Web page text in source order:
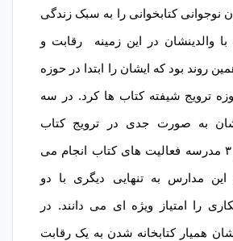
نوجوانی کتابخوانی را به سبک زندگی
با والدینشان در این زمینه رقابت و
روند بود که ایشان را ابتدا در حوزه
ترویج شیفته کتاب ها کرد. در سه
به صورت جدی در ترویج کتاب
فعالیت کرده ودر ۳ مدرسه فعالیت های کتاب انجام می
این مدارس به تنهایی دیگری با دو
را امتیاز ویژه ای می دانند. در
همیار کتابخانه شدن به یک رقابت